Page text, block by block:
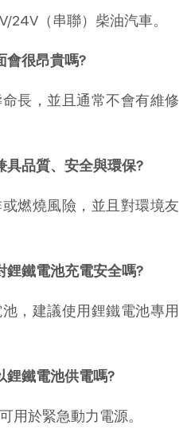
24V（串聯）柴油汽車。
會很昂貴嗎?
長，並且通常不會有維修
具品質、安全與環保?
燃燒風險，並且對環境友
鋰鐵電池充電安全嗎?
，建議使用鋰鐵電池專用
鋰鐵電池供電嗎?
用於緊急動力電源。